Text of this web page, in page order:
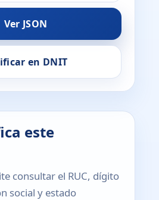
Ver JSON
en DNIT
este
consultar el RUC, dígito
social y estado